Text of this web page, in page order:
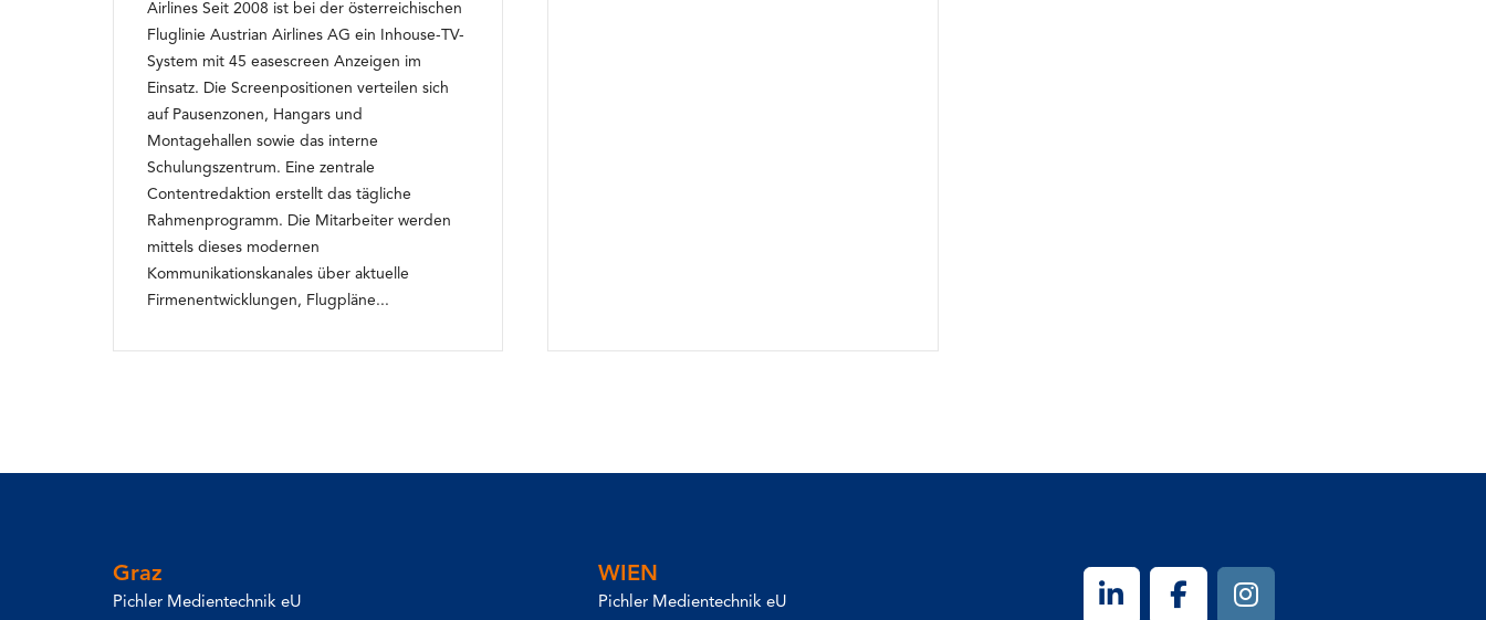
Airlines Seit 2008 ist bei der österreichischen
Fluglinie Austrian Airlines AG ein Inhouse-TV-
System mit 45 easescreen Anzeigen im
Einsatz. Die Screenpositionen verteilen sich
auf Pausenzonen, Hangars und
Montagehallen sowie das interne
Schulungszentrum. Eine zentrale
Contentredaktion erstellt das tägliche
Rahmenprogramm. Die Mitarbeiter werden
mittels dieses modernen
Kommunikationskanales über aktuelle
Firmenentwicklungen, Flugpläne...
Graz
Pichler Medientechnik eU
WIEN
Pichler Medientechnik eU